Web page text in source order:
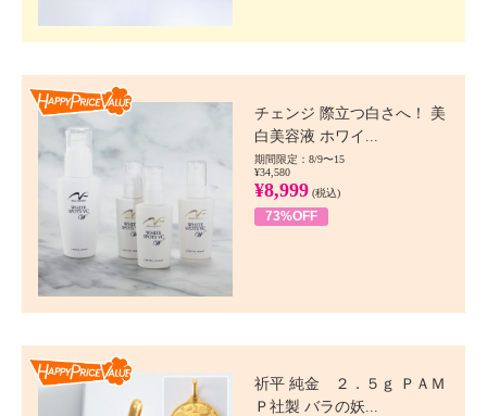
チェンジ 際立つ白さへ！ 美
白美容液 ホワイ...
期間限定：8/9〜15
¥34,580
¥8,999 (税込)
73%OFF
祈平 純金 ２．５ｇ ＰＡＭ
Ｐ社製 バラの妖...